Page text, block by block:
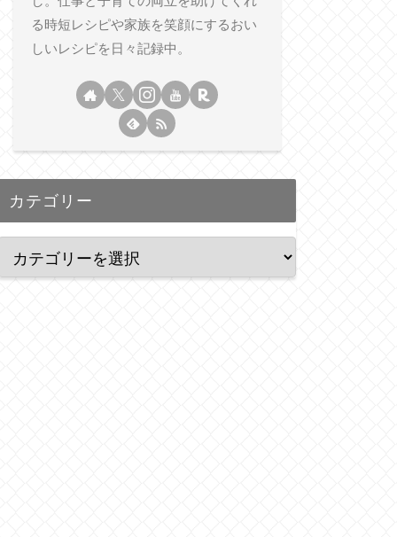
る時短レシピや家族を笑顔にするおい
しいレシピを日々記録中。
カテゴリー